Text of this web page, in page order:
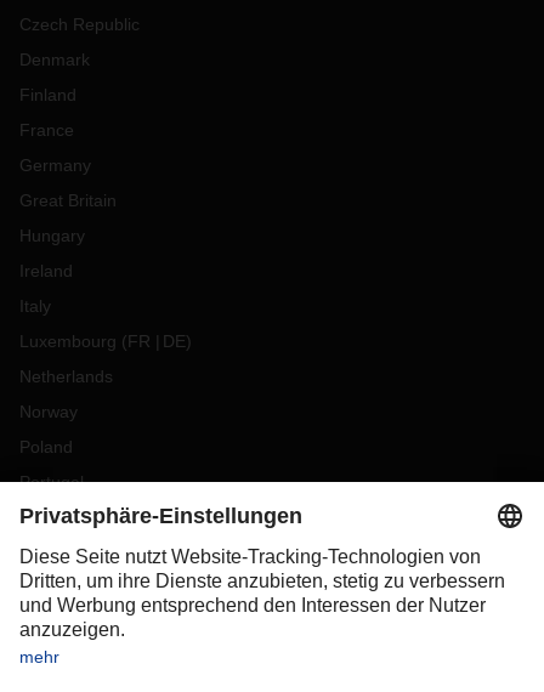
Czech Republic
Denmark
Finland
France
Germany
Great Britain
Hungary
Ireland
Italy
Luxembourg (FR DE)
Netherlands
Norway
Poland
Portugal
Romania
Slovakia
Spain
Sweden
Switzerland